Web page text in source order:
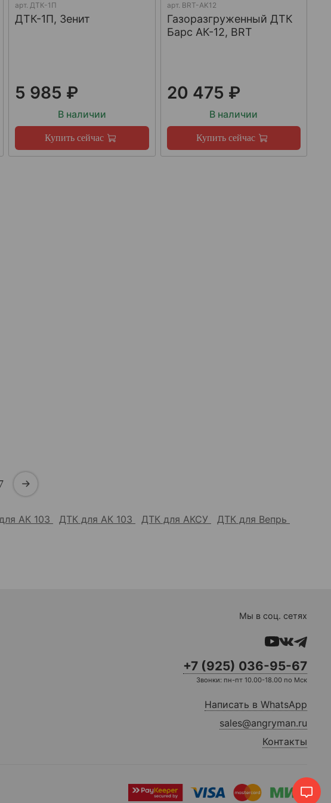
арт. ДТК-1П
ДТК-1П, Зенит
5 985 ₽
В наличии
Купить сейчас
арт. BRT-AK12
Газоразгруженный ДТК
Барс АК-12, BRT
20 475 ₽
В наличии
Купить сейчас
АК 103 ДТК для АК 103 ДТК для АКСУ
ДТК для Вепрь
Мы в соц. сетях
+7 (925) 036-95-67
Звонки: пн-пт 10.00-18.00 по Мск
Написать в WhatsApp
sales@angryman.ru
Контакты